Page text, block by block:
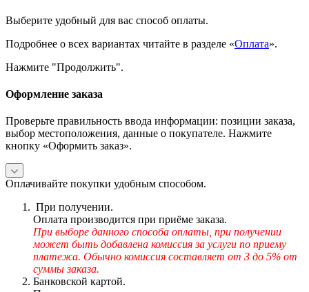
Выберите удобный для вас способ оплаты.
Подробнее о всех вариантах читайте в разделе «Оплата».
Нажмите "Продолжить".
Оформление заказа
Проверьте правильность ввода информации: позиции заказа,
выбор местоположения, данные о покупателе. Нажмите
кнопку «Оформить заказ».
Оплачивайте покупки удобным способом.
При получении.
Оплата производится при приёме заказа.
При выборе данного способа оплаты, при получении
может быть добавлена комиссия за услуги по приему
платежа. Обычно комиссия составляет от 3 до 5% от
суммы заказа.
Банковской картой.